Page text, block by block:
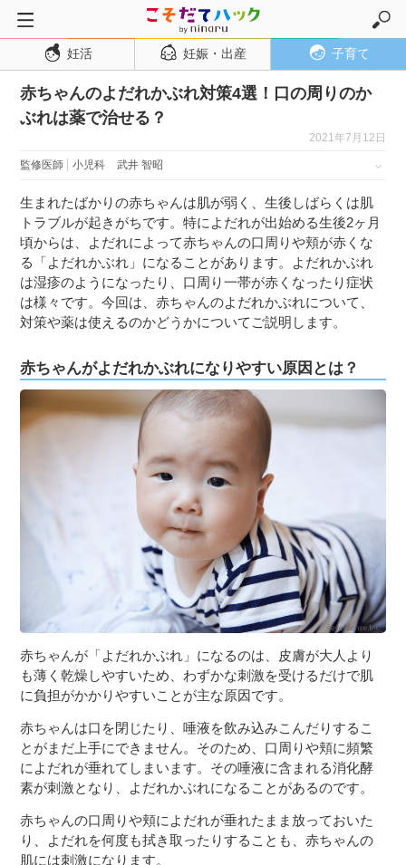
トップページ
妊活
妊娠・出産
妊娠中期
妊娠後期
出産
子育て・育児
１歳児
妊活 妊娠・出産 子育て
赤ちゃんのよだれかぶれ対策4選！口の周りのか
ぶれは薬で治せる？
2021年7月12日
監修医師 小児科 武井 智昭
生まれたばかりの赤ちゃんは肌が弱く、生後しばらくは肌
トラブルが起きがちです。特によだれが出始める生後2ヶ月
頃からは、よだれによって赤ちゃんの口周りや頬が赤くな
る「よだれかぶれ」になることがあります。よだれかぶれ
は湿疹のようになったり、口周り一帯が赤くなったり症状
は様々です。今回は、赤ちゃんのよだれかぶれについて、
対策や薬は使えるのかどうかについてご説明します。
赤ちゃんがよだれかぶれになりやすい原因とは？
赤ちゃんが「よだれかぶれ」になるのは、皮膚が大人より
も薄く乾燥しやすいため、わずかな刺激を受けるだけで肌
に負担がかかりやすいことが主な原因です。
赤ちゃんは口を閉じたり、唾液を飲み込みこんだりするこ
とがまだ上手にできません。そのため、口周りや頬に頻繁
によだれが垂れてしまいます。その唾液に含まれる消化酵
素が刺激となり、よだれかぶれになることがあるのです。
赤ちゃんの口周りや頬によだれが垂れたまま放っておいた
り、よだれを何度も拭き取ったりすることも、赤ちゃんの
肌には刺激になります。